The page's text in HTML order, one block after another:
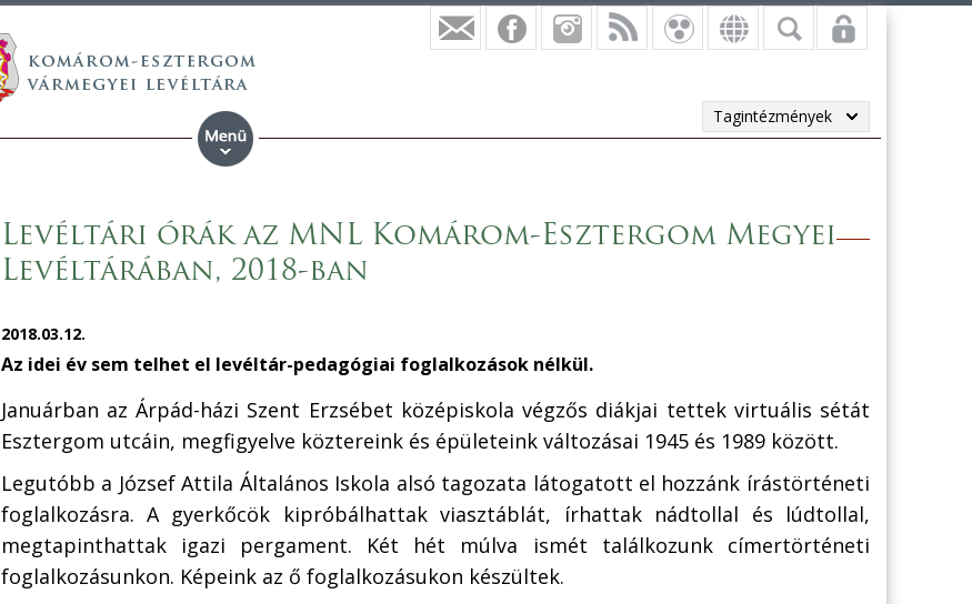
Tagintézmények
Levéltári órák az MNL Komárom-Esztergom Megyei
Levéltárában, 2018-ban
2018.03.12.
Az idei év sem telhet el levéltár-pedagógiai foglalkozások nélkül.
Januárban az Árpád-házi Szent Erzsébet középiskola végzős diákjai tettek virtuális sétát
Esztergom utcáin, megfigyelve köztereink és épületeink változásai 1945 és 1989 között.
Legutóbb a József Attila Általános Iskola alsó tagozata látogatott el hozzánk írástörténeti
foglalkozásra. A gyerkőcök kipróbálhattak viasztáblát, írhattak nádtollal és lúdtollal,
megtapinthattak igazi pergament. Két hét múlva ismét találkozunk címertörténeti
foglalkozásunkon. Képeink az ő foglalkozásukon készültek.